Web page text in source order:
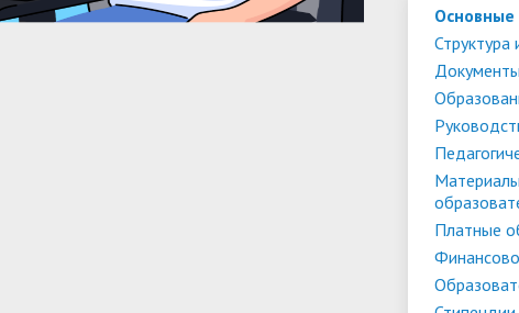
Основные
Структура
Документы
Платные